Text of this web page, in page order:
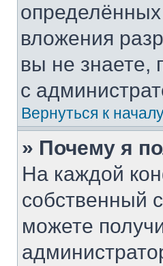
вложения
вы не знаете,
с
Вернуться к
» Почему я
На каждой
собственный
можете